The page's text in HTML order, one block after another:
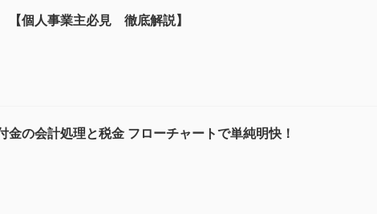
個人事業主必見 徹底解説】
金の会計処理と税金 フローチャートで単純明快！